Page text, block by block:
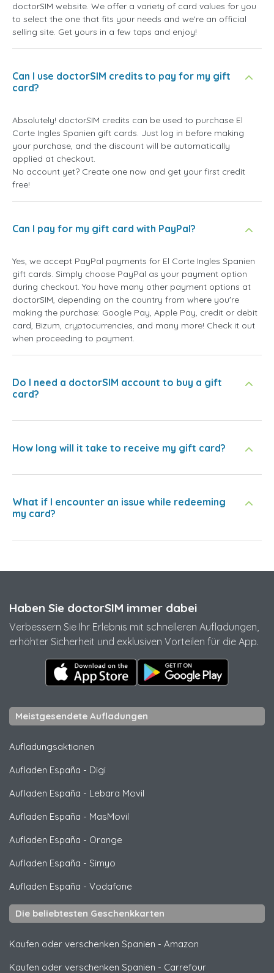
doctorSIM website. We offer a variety of card values for you
to select the one that fits your needs and we're an official
selling site. Get yours in a few taps and enjoy!
Can I use doctorSIM credits to pay for my gift
card?
Absolutely! doctorSIM credits can be used to purchase El
Corte Ingles Spanien gift cards. Just log in before making
your purchase, and the discount will be automatically
applied at checkout.
No account yet? Create one now and get your first credit
free!
Can I pay for my gift card with PayPal?
Yes, we accept PayPal payments for El Corte Ingles Spanien
gift cards. Simply choose PayPal as your payment option
during checkout. You have many other payment options at
doctorSIM, depending on the country from where you're
making the purchase: Google Pay, Apple Pay, credit or debit
card, Bizum, cryptocurrencies, and many more! Check it out
when proceeding to payment.
Do I need a doctorSIM account to buy a gift
card?
How long will it take to receive my gift card?
What if I encounter an issue while redeeming
my card?
Haben Sie doctorSIM immer dabei
Verbessern Sie Ihr Erlebnis mit schnelleren Aufladungen,
erhöhter Sicherheit und exklusiven Vorteilen für die App.
Meistgesendete Aufladungen
Aufladungsaktionen
Aufladen España - Digi
Aufladen España - Lebara Movil
Aufladen España - MasMovil
Aufladen España - Orange
Aufladen España - Simyo
Aufladen España - Vodafone
Die beliebtesten Geschenkkarten
Kaufen oder verschenken Spanien - Amazon
Kaufen oder verschenken Spanien - Carrefour